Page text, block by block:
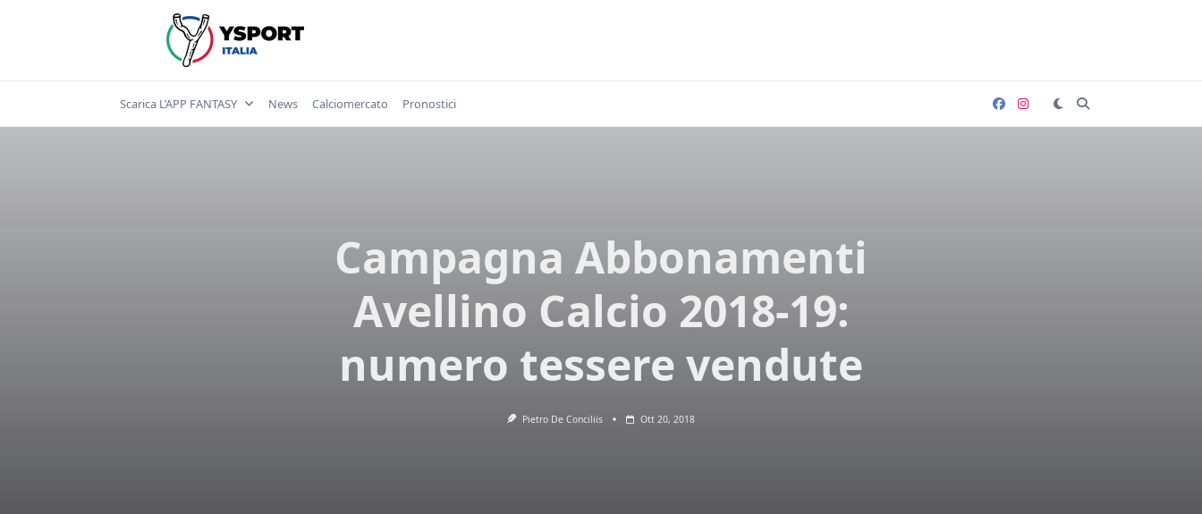
Scarica L’APP FANTASY News Calciomercato Pronostici
Campagna Abbonamenti
Avellino Calcio 2018-19:
numero tessere vendute
Pietro De Conciliis Ott 20, 2018